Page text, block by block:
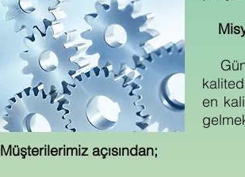
Müşterilerimiz açısından;
en